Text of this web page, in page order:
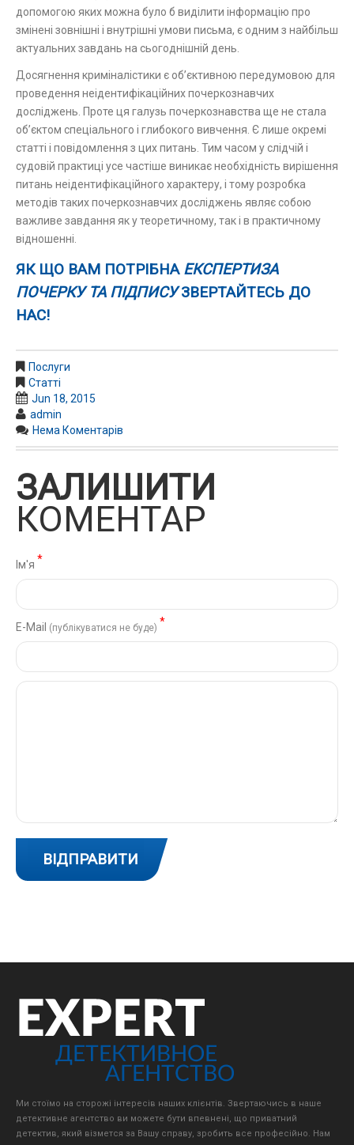
допомогою яких можна було б виділити інформацію про
змінені зовнішні і внутрішні умови письма, є одним з найбільш
актуальних завдань на сьогоднішній день.
Досягнення криміналістики є об’єктивною передумовою для
проведення неідентифікаційних почеркознавчих
досліджень. Проте ця галузь почеркознавства ще не стала
об’єктом спеціального і глибокого вивчення. Є лише окремі
статті і повідомлення з цих питань. Тим часом у слідчій і
судовій практиці усе частіше виникає необхідність вирішення
питань неідентифікаційного характеру, і тому розробка
методів таких почеркознавчих досліджень являє собою
важливе завдання як у теоретичному, так і в практичному
відношенні.
ЯК ЩО ВАМ ПОТРІБНА ЕКСПЕРТИЗА
ПОЧЕРКУ ТА ПІДПИСУЗВЕРТАЙТЕСЬ ДО
НАС!
Послуги
Статті
Jun 18, 2015
admin
Нема Коментарів
ЗАЛИШИТИ
КОМЕНТАР
Ім'я *
Е-Mail (публікуватися не буде) *
Ми стоїмо на сторожі інтересів наших клієнтів. Звертаючись в наше
детективне агентство ви можете бути впевнені, що приватний
детектив, який візмется за Вашу справу, зробить все професійно. Нам